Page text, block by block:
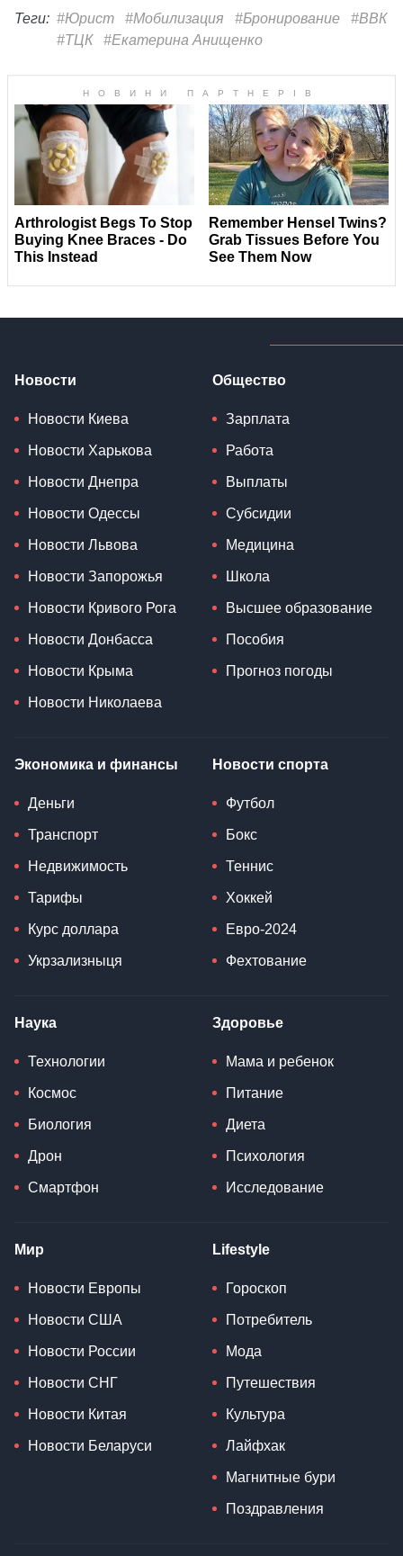
Теги: #Юрист #Мобилизация #Бронирование
#ВВК
#ТЦК
#Екатерина Анищенко
Новости
Новости Киева
Новости Харькова
Новости Днепра
Новости Одессы
Новости Львова
Новости Запорожья
Новости Кривого Рога
Новости Донбасса
Новости Крыма
Новости Николаева
Общество
Зарплата
Работа
Выплаты
Субсидии
Медицина
Школа
Высшее образование
Пособия
Прогноз погоды
Экономика и финансы
Деньги
Транспорт
Недвижимость
Тарифы
Курс доллара
Укрзализныця
Новости спорта
Футбол
Бокс
Теннис
Хоккей
Евро-2024
Фехтование
Наука
Технологии
Космос
Биология
Дрон
Смартфон
Здоровье
Мама и ребенок
Питание
Диета
Психология
Исследование
Мир
Новости Европы
Новости США
Новости России
Новости СНГ
Новости Китая
Новости Беларуси
Lifestyle
Гороскоп
Потребитель
Мода
Путешествия
Культура
Лайфхак
Магнитные бури
Поздравления